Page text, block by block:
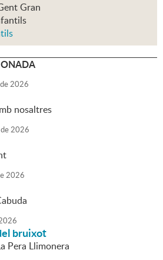
Gran
de2026
nosaltres
de2026
2026
bruixot
Pera Llimonera